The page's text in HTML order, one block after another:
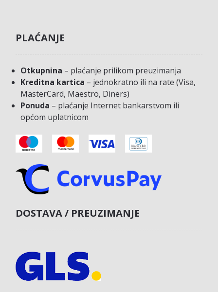
PLAĆANJE
Otkupnina – plaćanje prilikom preuzimanja
Kreditna kartica – jednokratno ili na rate (Visa,
MasterCard, Maestro, Diners)
Ponuda – plaćanje Internet bankarstvom ili
općom uplatnicom
DOSTAVA / PREUZIMANJE